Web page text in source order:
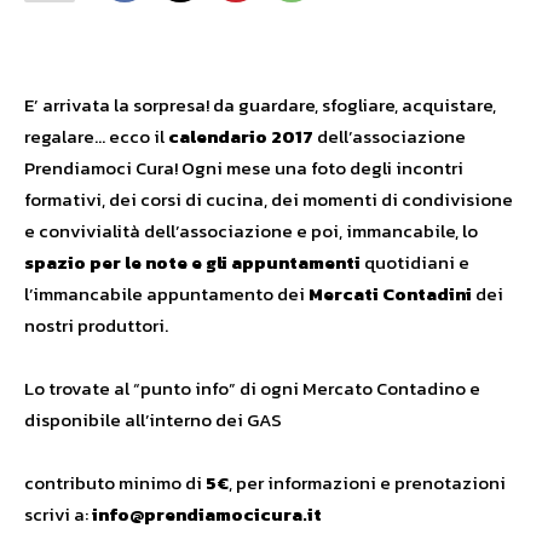
E’ arrivata la sorpresa! da guardare, sfogliare, acquistare,
regalare… ecco ilcalendario 2017 dell’associazione
Prendiamoci Cura! Ogni mese una foto degli incontri
formativi, dei corsi di cucina, dei momenti di condivisione
e convivialità dell’associazione e poi, immancabile, lo
spazio per le note e gli appuntamenti quotidiani e
l’immancabile appuntamento dei Mercati Contadini dei
nostri produttori.
Lo trovate al “punto info” di ogni Mercato Contadino e
disponibile all’interno dei GAS
contributo minimo di 5€, per informazioni e prenotazioni
scrivi a:info@prendiamocicura.it